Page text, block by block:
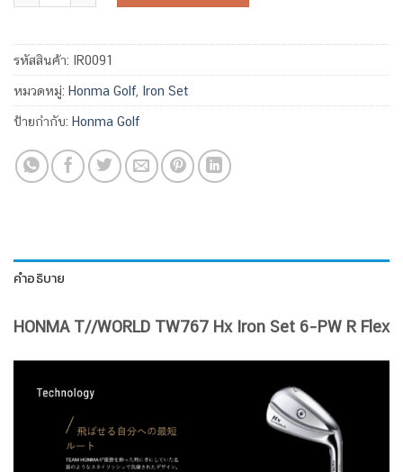
รหัสสินค้า: IR0091
หมวดหมู่: Honma Golf, Iron Set
ป้ายกำกับ: Honma Golf
คำอธิบาย
HONMA T//WORLD TW767 Hx Iron Set 6–PW R Flex